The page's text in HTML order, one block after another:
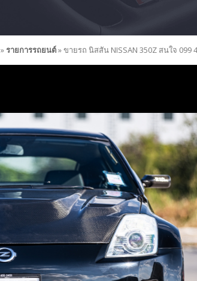
»รายการรถยนต์»ขายรถ นิสสัน NISSAN 350Z สนใจ 099